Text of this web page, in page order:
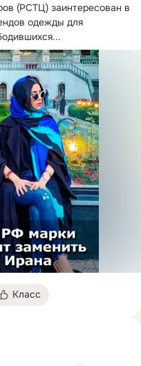
(РСТЦ) заинтересован в
одежды для
Класс